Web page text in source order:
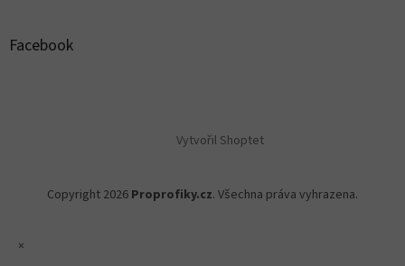
Facebook
Vytvořil Shoptet
Copyright 2026 Proprofiky.cz. Všechna práva vyhrazena.
×